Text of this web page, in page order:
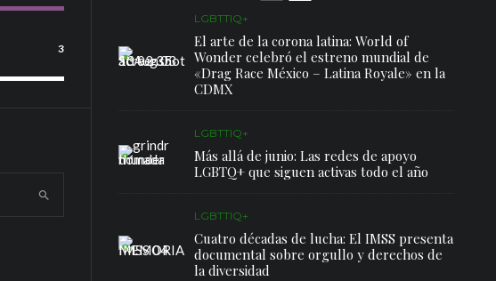
3
LGBTTIQ+
El arte de la corona latina: World of
Wonder celebró el estreno mundial de
«Drag Race México – Latina Royale» en la
CDMX
LGBTTIQ+
Más allá de junio: Las redes de apoyo
LGBTQ+ que siguen activas todo el año
LGBTTIQ+
Cuatro décadas de lucha: El IMSS presenta
documental sobre orgullo y derechos de
la diversidad